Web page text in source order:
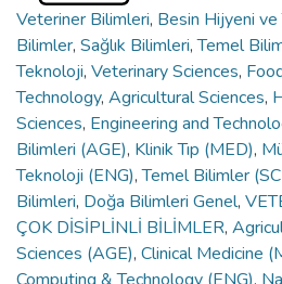
Veteriner Bilimleri, Besin Hijyeni
Bilimler, Sağlık Bilimleri,Temel
Teknoloji, Veterinary Sciences,
Technology, Agricultural Sciences,
Sciences, Engineering and
Bilimleri (AGE), Klinik Tıp (MED),
Teknoloji (ENG),Temel Bilimler
Bilimleri, Doğa Bilimleri Genel,
ÇOK DİSİPLİNLİ BİLİMLER,
Sciences (AGE), Clinical Medicine